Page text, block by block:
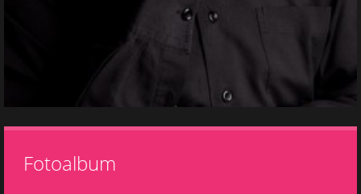
Fotoalbum